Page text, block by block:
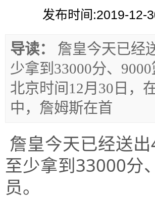
发布时间:2019-12-
导读：
詹皇今天已经
少拿到33000分、
北京时间12月30日，
中，詹姆斯在首
詹皇今天已经送
至少拿到33000分
员。